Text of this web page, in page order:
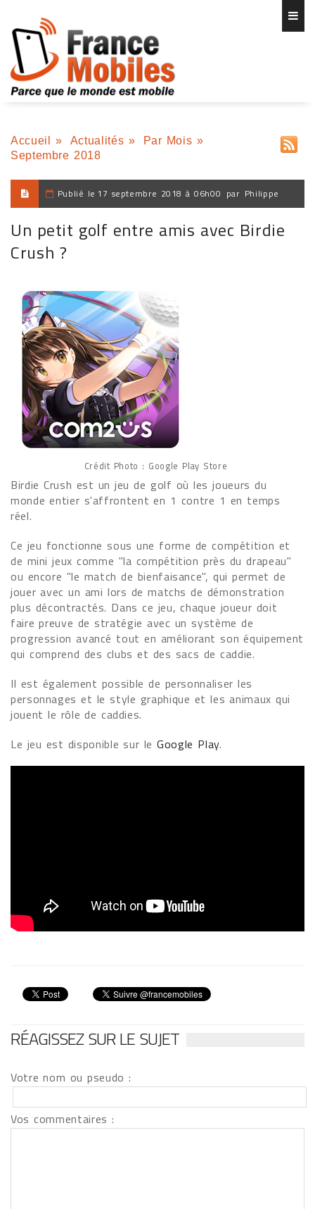
Accueil » Actualités » Par Mois »
Septembre 2018
Publié le 17 septembre 2018 à 06h00 par Philippe
Un petit golf entre amis avec Birdie
Crush ?
Crédit Photo : Google Play Store
Birdie Crush est un jeu de golf où les joueurs du
monde entier s'affrontent en 1 contre 1 en temps
réel.
Ce jeu fonctionne sous une forme de compétition et
de mini jeux comme "la compétition près du drapeau"
ou encore "le match de bienfaisance", qui permet de
jouer avec un ami lors de matchs de démonstration
plus décontractés. Dans ce jeu, chaque joueur doit
faire preuve de stratégie avec un système de
progression avancé tout en améliorant son équipement
qui comprend des clubs et des sacs de caddie.
Il est également possible de personnaliser les
personnages et le style graphique et les animaux qui
jouent le rôle de caddies.
Le jeu est disponible sur leGoogle Play.
RÉAGISSEZ SUR LE SUJET
Votre nom ou pseudo :
Vos commentaires :